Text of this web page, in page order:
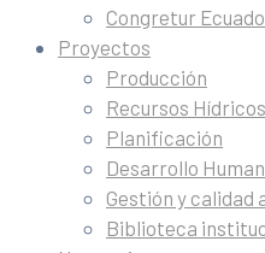
Congretur
Proyectos
Producción
Recursos Hídricos
Planificación
Desarrollo
Gestión y calidad
Biblioteca